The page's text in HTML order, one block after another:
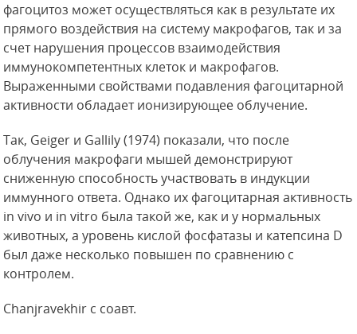
фагоцитоз может осуществляться как в результате их
прямого воздействия на систему макрофагов, так и за
счет нарушения процессов взаимодействия
иммунокомпетентных клеток и макрофагов.
Выраженными свойствами подавления фагоцитарной
активности обладает ионизирующее облучение.
Так, Geiger и Gallily (1974) показали, что после
облучения макрофаги мышей демонстрируют
сниженную способность участвовать в индукции
иммунного ответа. Однако их фагоцитарная активность
in vivo и in vitro была такой же, как и у нормальных
животных, а уровень кислой фосфатазы и катепсина D
был даже несколько повышен по сравнению с
контролем.
Chanjravekhir с соавт.